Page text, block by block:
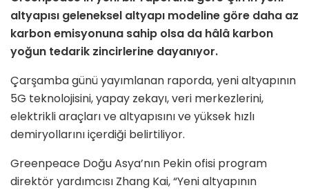
altyapısı geleneksel altyapı modeline göre daha az
karbon emisyonuna sahip olsa da hâlâ karbon
yoğun tedarik zincirlerine dayanıyor.
Çarşamba günü yayımlanan raporda, yeni altyapının
5G teknolojisini, yapay zekayı, veri merkezlerini,
elektrikli araçları ve altyapısını ve yüksek hızlı
demiryollarını içerdiği belirtiliyor.
Greenpeace Doğu Asya’nın Pekin ofisi program
direktör yardımcısı Zhang Kai, “Yeni altyapının